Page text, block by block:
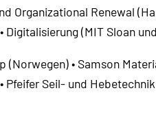
Organizational Renewal
Digitalisierung (MIT Sloan
(Norwegen) • Samson
Pfeifer Seil- und